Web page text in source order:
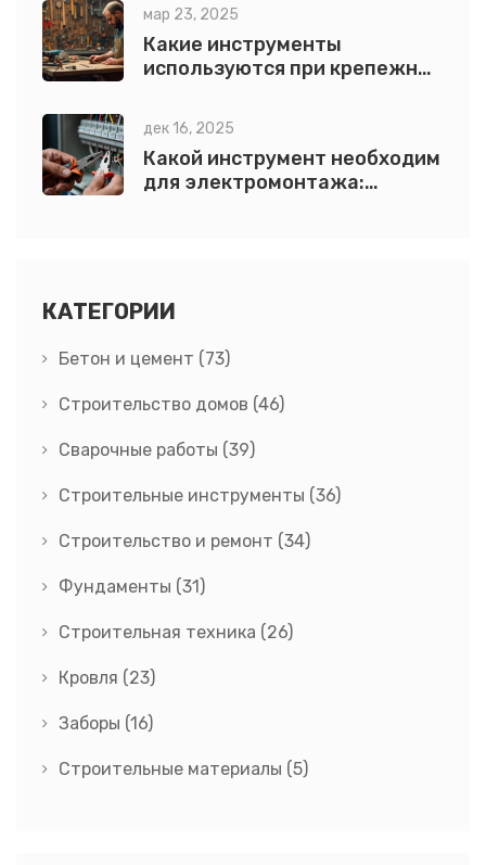
мар 23, 2025
Какие инструменты
используются при крепежных
дек 16, 2025
Какой инструмент необходим
для электромонтажа:
КАТЕГОРИИ
Бетон и цемент (73)
Строительство домов (46)
Сварочные работы (39)
Строительные инструменты (36)
Строительство и ремонт (34)
Фундаменты (31)
Строительная техника (26)
Кровля (23)
Заборы (16)
Строительные материалы (5)